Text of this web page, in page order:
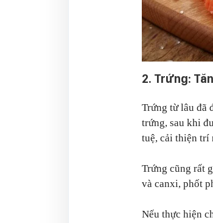
2. Trứng:
Trứng từ lâu đã
trứng, sau khi
tuệ, cải thiện trí
Trứng cũng rất
và canxi, phốt
Nếu thực hiện